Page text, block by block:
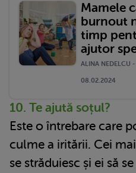
Mamele
burnout
timp
ajutor
ALINA NEDELCU
08.02.2024
10. Te ajută soțul?
Este o întrebare care
culme a iritării. Cei
se străduiesc și ei să